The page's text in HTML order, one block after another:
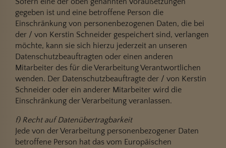
gegeben ist und eine betroffene Person die
Einschränkung von personenbezogenen Daten, die bei
der / von Kerstin Schneider gespeichert sind, verlangen
möchte, kann sie sich hierzu jederzeit an unseren
Datenschutzbeauftragten oder einen anderen
Mitarbeiter des für die Verarbeitung Verantwortlichen
wenden. Der Datenschutzbeauftragte der / von Kerstin
Schneider oder ein anderer Mitarbeiter wird die
Einschränkung der Verarbeitung veranlassen.
f) Recht auf Datenübertragbarkeit
Jede von der Verarbeitung personenbezogener Daten
betroffene Person hat das vom Europäischen